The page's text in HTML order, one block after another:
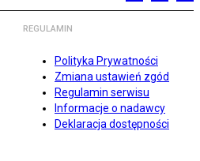
REGULAMIN
Polityka Prywatności
Zmiana ustawień zgód
Regulamin serwisu
Informacje o nadawcy
Deklaracja dostępności